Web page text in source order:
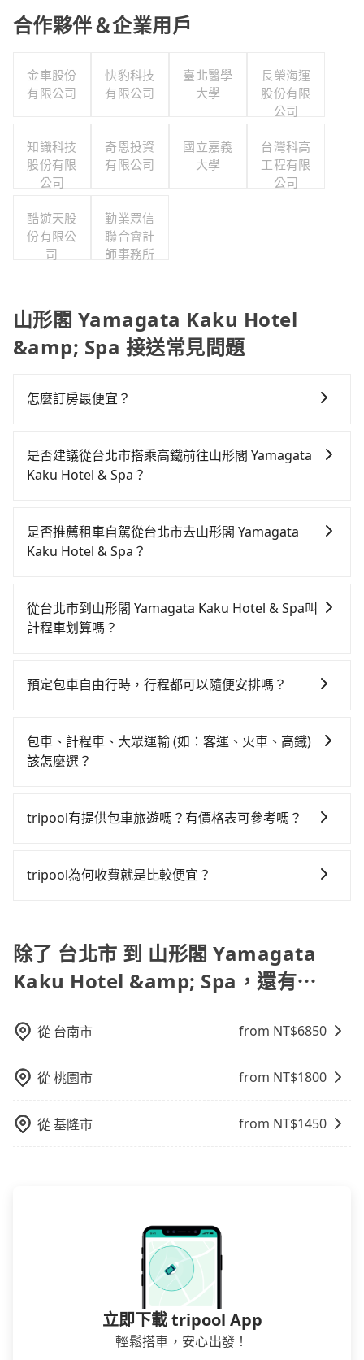
合作夥伴＆企業用戶
金車股份
有限公司
快豹科技
有限公司
臺北醫學
大學
長榮海運
股份有限
公司
知識科技
股份有限
公司
奇恩投資
有限公司
國立嘉義
大學
台灣科高
工程有限
公司
酷遊天股
份有限公
司
勤業眾信
聯合會計
師事務所
山形閣 Yamagata Kaku Hotel
&amp; Spa 接送常見問題
怎麼訂房最便宜？
OTA (online travel agent) 來完成，除了可以快速依據
地區、價位、人數、特殊需求來搜尋適合的旅店與房
饋或未來換取免費的住房。台灣人常用的線上訂房平台
有Booking.com、Agoda.com、Hotels.com、
告知付款完畢，一切都能在網路上操作。但有些較冷門
或規模較小的飯店，有可能再多平台同時上架而發生超
要再人工電話與飯店確認。預訂民宿方面，如不怕麻
介意多花一點錢省下這些瑣碎的事，台灣本土的AsiaYo
或者國際Airbnb都值得推薦。
是否建議從台北市搭乘高鐵前往山形閣 Yamagata
Kaku Hotel & Spa？
非最佳選擇，高鐵較貴、費時、轉車麻煩！台北-南港雖
然一天最多時有103班車次，從最早07:12到23:52，過
在站內購買高鐵票、通過閘口、並在月台上等待列車的
到來，大概又過了25分鐘，再乘坐7~9分鐘（平均8分）
花50分鐘、車費900元後，抵達山形閣 Yamagata Kaku
每人花費為400元。但如果全程使用tripool並到府專車
接送，則每人平均花費約380元，費時48分鐘。選擇搭
不馬上來預約tripool！如果你是三人以下要乘車，也可
是否推薦租車自駕從台北市去山形閣 Yamagata
Kaku Hotel & Spa？
時不需要閉目養神（因為要自己開車），最重要的是你
當天就要來回，那在台北路邊可隨租隨借的iRent應該是
市（中正區）到山形閣 Yamagata Kaku Hotel & Spa的
能的每小時40元路邊停車費用預估進去，但額外的汽車
保險與可能的罰單都需自付。再者，和運的iRent只提供
的七人座或九人座可供選擇，而且無人租車最令人詬病
樂透一樣。另外，偶爾也會遇到明明已經預約了時間但
但實際使用時還是有其區域的限制，實際可停靠的地點
與你的上下車地點仍有段距離，在遇到下雨天或者載行
從台北市到山形閣 Yamagata Kaku Hotel & Spa叫
計程車划算嗎？
灣大車隊、Uber、Line Taxi、Yoxi等，如果在路邊攔不
錶計算，價格約為1,215~1,500元間，若改選tripool的
專車服務可再更便宜。但如果要考慮到回程，宜蘭縣僅
北市區到山形閣 Yamagata Kaku Hotel & Spa的跳表小
最高可省$500。
預定包車自由行時，行程都可以隨便安排嗎？
沒有到達海拔1500公里以上的山區，行程都是可以依照
您的需求安排的。
包車、計程車、大眾運輸 (如：客運、火車、高鐵)
該怎麼選？
擇： 預算：不同交通工具價格不同，可先確定您的預
比較寬鬆且不介意耗時轉乘可選大眾運輸或較貴的計程
車，不趕時間即可選用大眾運輸。 便利性：需要便利性
和方便性可選包車和計程車，喜歡探險和體驗當地文化
則可搭乘大眾運輸。
tripool有提供包車旅遊嗎？有價格表可參考嗎？
Hotel & Spa與台北市的包車旅遊，從單純的單趟接送到
電話確認。一天包車的價格可能跟其他車隊相差無幾，
但是如果只需要短時數或者單程專車服務者，敢大聲說
我們價格絕對最划算。網站上可直接挑選小轎車、休旅
詢。
tripool為何收費就是比較便宜？
因為司機素質比較差、車上會有煙味、或者車齡過大，
但事實恰恰相反。tripool不僅有嚴密的篩選機制，定期
淘汰顧客評分較低的司機，且車輛均要求5年內新車，司
配戴口罩。tripool之所以能將價格壓在市價7~8折的主
因來自於自行研發的AI車輛調度演算法，能有效降低空
車率，也就是提高俗稱「回頭車」的比例。這不僅體現
在成本的控制，更是在傳統旺季（年假、端午、中秋、
用到不熟悉的司機或者轉單給其他車行的情況比同行更
儘早下訂以把握最划算的價格。
除了 台北市 到 山形閣 Yamagata
Kaku Hotel &amp; Spa，還有⋯
從 台南市 from NT$6850
從桃園市 from NT$1800
從基隆市 from NT$1450
立即下載 tripool App
輕鬆搭車，安心出發！